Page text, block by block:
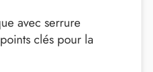
avec serrure
clés pour la